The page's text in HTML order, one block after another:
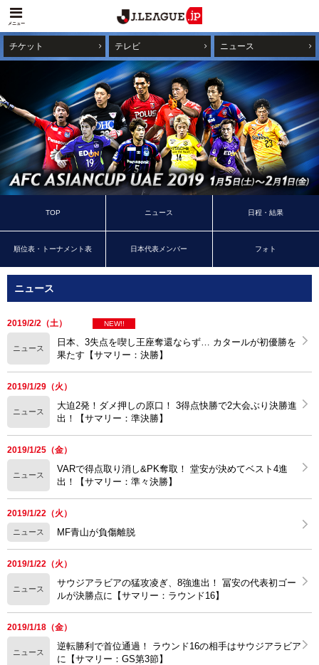
メニュー
チケット テレビ ニュース
TOP ニュース 日程・結果
順位表・トーナメント表 日本代表メンバー フォト
ニュース
2019/2/2（土） NEW!!
ニュース
日本、3失点を喫し王座奪還ならず… カタールが初優勝を
果たす【サマリー：決勝】
2019/1/29（火）
ニュース
大迫2発！ダメ押しの原口！ 3得点快勝で2大会ぶり決勝進
出！【サマリー：準決勝】
2019/1/25（金）
ニュース
VARで得点取り消し&PK奪取！ 堂安が決めてベスト4進
出！【サマリー：準々決勝】
2019/1/22（火）
ニュース MF青山が負傷離脱
2019/1/22（火）
ニュース
サウジアラビアの猛攻凌ぎ、8強進出！ 冨安の代表初ゴー
ルが決勝点に【サマリー：ラウンド16】
2019/1/18（金）
ニュース
逆転勝利で首位通過！ ラウンド16の相手はサウジアラビア
に【サマリー：GS第3節】